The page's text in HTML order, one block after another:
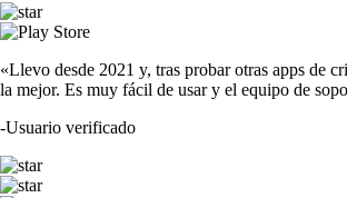
«Llevo desde 2021 y, tras probar otras apps de
la mejor. Es muy fácil de usar y el equipo de
-Usuario verificado